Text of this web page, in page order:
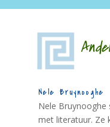
Andere
Nele Bruynooghe
Nele Bruynooghe
met literatuur. Ze